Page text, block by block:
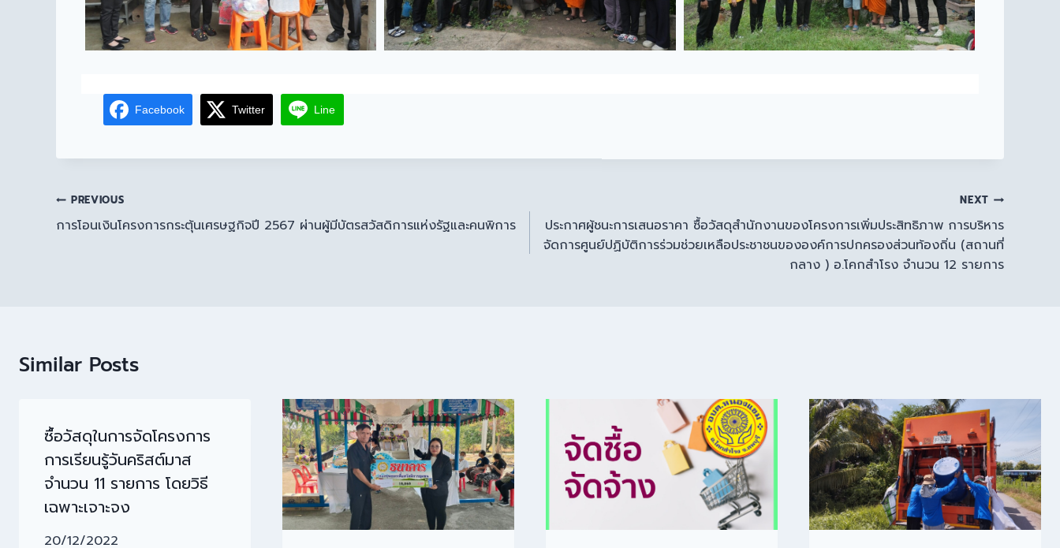
Facebook Twitter Line
PREVIOUS
การโอนเงินโครงการกระตุ้นเศรษฐกิจปี 2567 ผ่านผู้มีบัตรสวัสดิการแห่งรัฐและคนพิการ
NEXT
ประกาศผู้ชนะการเสนอราคา ซื้อวัสดุสำนักงานของโครงการเพิ่มประสิทธิภาพ การบริหาร
จัดการศูนย์ปฏิบัติการร่วมช่วยเหลือประชาชนขององค์การปกครองส่วนท้องถิ่น (สถานที่
กลาง ) อ.โคกสำโรง จำนวน 12 รายการ
Similar Posts
ซื้อวัสดุในการจัดโครงการ
การเรียนรู้วันคริสต์มาส
จำนวน 11 รายการ โดยวิธี
เฉพาะเจาะจง
20/12/2022